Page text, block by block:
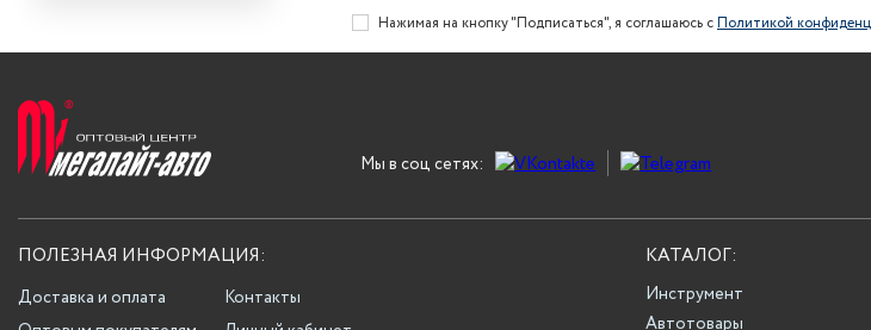
Нажимая на кнопку "Подписаться", я соглашаюсь сПолитикой
Мы в соц сетях:
ПОЛЕЗНАЯ ИНФОРМАЦИЯ:
Доставка и оплата
Контакты
КАТАЛОГ:
Инструмент
Автотовары